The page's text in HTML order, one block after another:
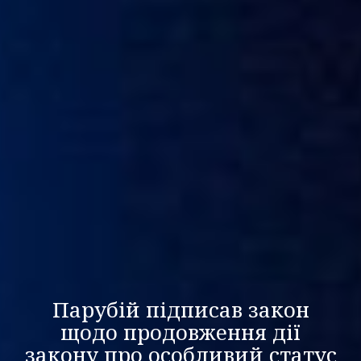
Парубій підписав закон
щодо продовження дії
закону про особливий статус